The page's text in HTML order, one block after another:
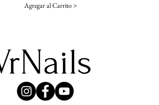
Agregar al Carrito >